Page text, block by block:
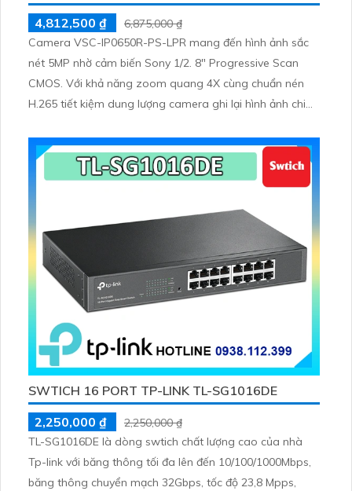
4,812,500 ₫
6,875,000 ₫
Camera VSC-IP0650R-PS-LPR mang đến hình ảnh sắc
nét 5MP nhờ cảm biến Sony 1/2. 8" Progressive Scan
CMOS. Với khả năng zoom quang 4X cùng chuẩn nén
H.265 tiết kiệm dung lượng camera ghi lại hình ảnh chi
SWTICH 16 PORT TP-LINK TL-SG1016DE
2,250,000 ₫
2,250,000 ₫
TL-SG1016DE là dòng swtich chất lượng cao của nhà
Tp-link với băng thông tối đa lên đến 10/100/1000Mbps,
băng thông chuyển mạch 32Gbps, tốc độ 23,8 Mpps,